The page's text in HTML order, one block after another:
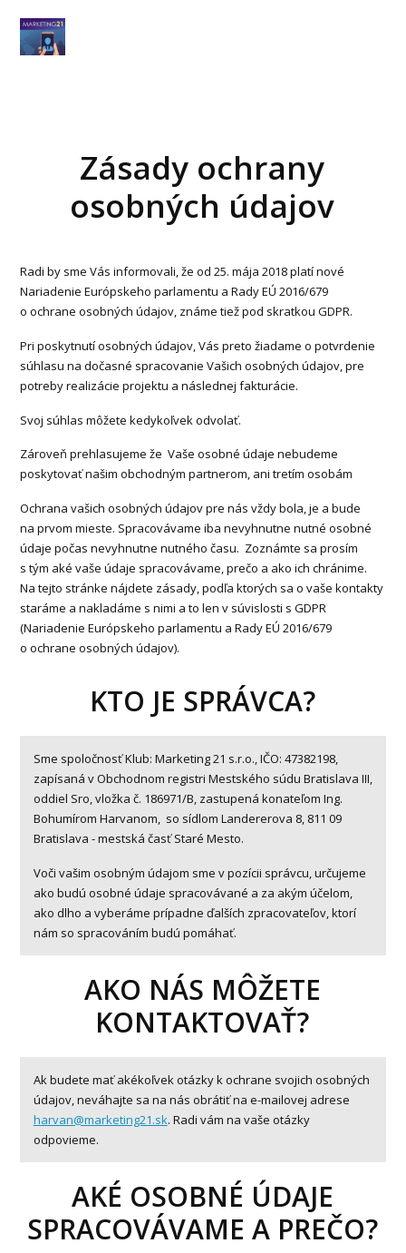
Zásady ochrany
osobných údajov
Radi by sme Vás informovali, že od 25. mája 2018 platí nové
Nariadenie Európskeho parlamentu a Rady EÚ 2016/679
o ochrane osobných údajov, známe tiež pod skratkou GDPR.
Pri poskytnutí osobných údajov, Vás preto žiadame o potvrdenie
súhlasu na dočasné spracovanie Vašich osobných údajov, pre
potreby realizácie projektu a následnej fakturácie.
Svoj súhlas môžete kedykoľvek odvolať.
Zároveň prehlasujeme že Vaše osobné údaje nebudeme
poskytovať našim obchodným partnerom, ani tretím osobám
Ochrana vašich osobných údajov pre nás vždy bola, je a bude
na prvom mieste. Spracovávame iba nevyhnutne nutné osobné
údaje počas nevyhnutne nutného času. Zoznámte sa prosím
s tým aké vaše údaje spracovávame, prečo a ako ich chránime.
Na tejto stránke nájdete zásady, podľa ktorých sa o vaše kontakty
staráme a nakladáme s nimi a to len v súvislosti s GDPR
(Nariadenie Európskeho parlamentu a Rady EÚ 2016/679
o ochrane osobných údajov).
KTO JE SPRÁVCA?
Sme spoločnosť Klub: Marketing 21 s.r.o., IČO: 47382198,
zapísaná v Obchodnom registri Mestského súdu Bratislava III,
oddiel Sro, vložka č. 186971/B, zastupená konateľom Ing.
Bohumírom Harvanom, so sídlom Landererova 8, 811 09
Bratislava - mestská časť Staré Mesto.
Voči vašim osobným údajom sme v pozícii správcu, určujeme
ako budú osobné údaje spracovávané a za akým účelom,
ako dlho a vyberáme prípadne ďalších zpracovateľov, ktorí
nám so spracováním budú pomáhať.
AKO NÁS MÔŽETE
KONTAKTOVAŤ?
Ak budete mať akékoľvek otázky k ochrane svojich osobných
údajov, neváhajte sa na nás obrátiť na e-mailovej adrese
harvan@marketing21.sk. Radi vám na vaše otázky
odpovieme.
AKÉ OSOBNÉ ÚDAJE
SPRACOVÁVAME A PREČO?